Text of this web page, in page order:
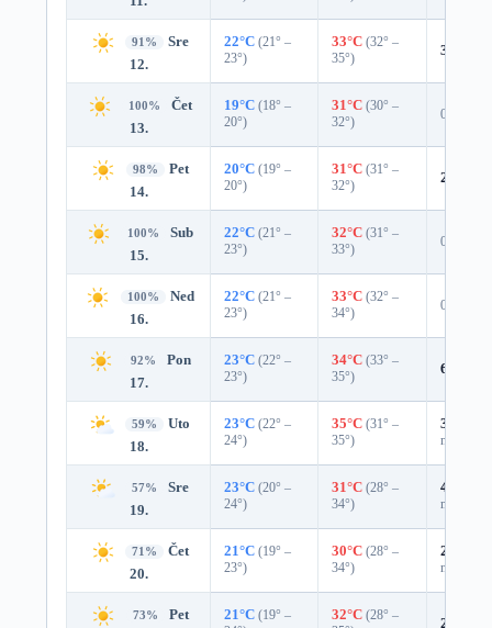
91%
Sre
12.
22°C (21° –
23°)
33°C (32° –
35°)
3%
100%
Čet
13.
19°C (18° –
20°)
31°C (30° –
32°)
0%
98%
Pet
14.
20°C (19° –
20°)
31°C (31° –
32°)
2%
100%
Sub
15.
22°C (21° –
23°)
32°C (31° –
33°)
0%
100%
Ned
16.
22°C (21° –
23°)
33°C (32° –
34°)
0%
92%
Pon
17.
23°C (22° –
23°)
34°C (33° –
35°)
6%
59%
Uto
18.
23°C (22° –
24°)
35°C (31° –
35°)
33%
mm)
57%
Sre
19.
23°C (20° –
24°)
31°C (28° –
34°)
41%
mm)
71%
Čet
20.
21°C (19° –
23°)
30°C (28° –
34°)
25%
mm)
73%
Pet
21°C (19° –
32°C (28° –
22%